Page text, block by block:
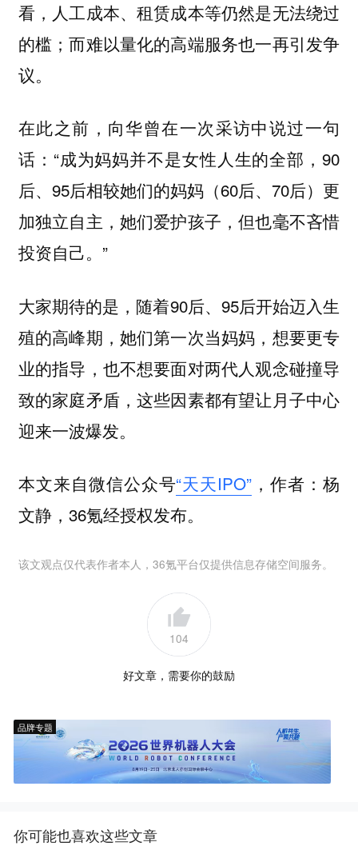
看，人工成本、租赁成本等仍然是无法绕过
的槛；而难以量化的高端服务也一再引发争
议。
在此之前，向华曾在一次采访中说过一句
话：“成为妈妈并不是女性人生的全部，90
后、95后相较她们的妈妈（60后、70后）更
加独立自主，她们爱护孩子，但也毫不吝惜
投资自己。”
大家期待的是，随着90后、95后开始迈入生
殖的高峰期，她们第一次当妈妈，想要更专
业的指导，也不想要面对两代人观念碰撞导
致的家庭矛盾，这些因素都有望让月子中心
迎来一波爆发。
本文来自微信公众号“天天IPO” ，作者：杨
文静，36氪经授权发布。
该文观点仅代表作者本人，36氪平台仅提供信息存储空间服务。
104
好文章，需要你的鼓励
品牌专题
你可能也喜欢这些文章